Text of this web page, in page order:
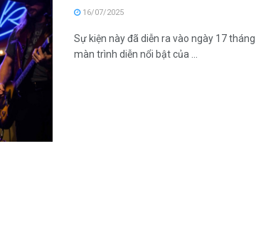
16/07/2025
Sự kiện này đã diễn ra vào ngày 17
màn trình diễn nổi bật của ...